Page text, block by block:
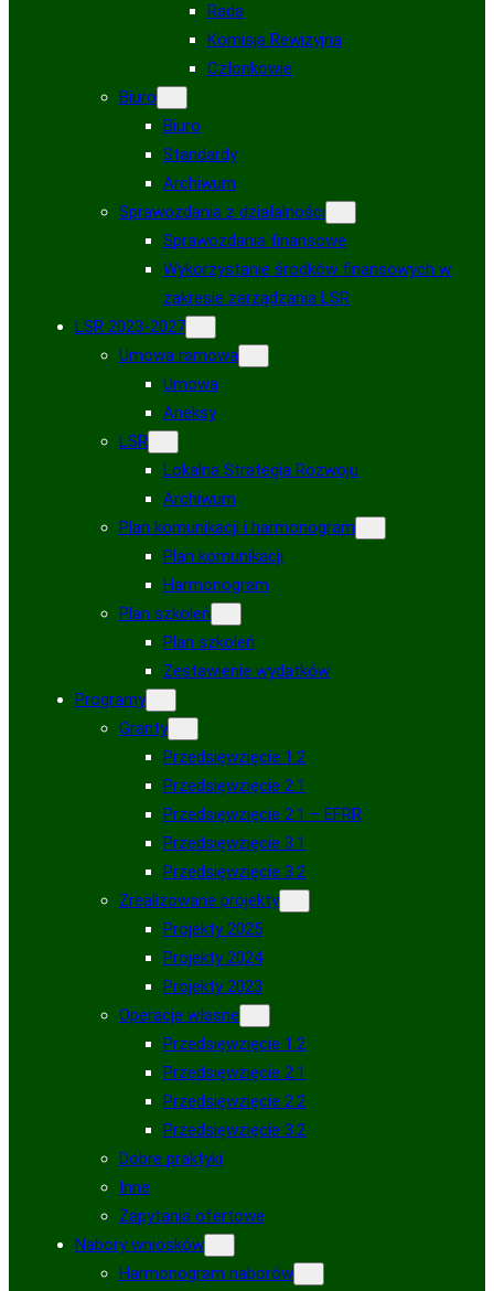
Rada
Komisja Rewizyjna
Członkowie
Biuro
Biuro
Standardy
Archiwum
Sprawozdania z działalności
Sprawozdania finansowe
Wykorzystanie środków finansowych w
zakresie zarządzania LSR
LSR 2023-2027
Umowa ramowa
Umowa
Aneksy
LSR
Lokalna Strategia Rozwoju
Archiwum
Plan komunikacji i harmonogram
Plan komunikacji
Harmonogram
Plan szkoleń
Plan szkoleń
Zestawienie wydatków
Programy
Granty
Przedsięwzięcie 1.2
Przedsięwzięcie 2.1
Przedsięwzięcie 2.1 – EFRR
Przedsięwzięcie 3.1
Przedsięwzięcie 3.2
Zrealizowane projekty
Projekty 2025
Projekty 2024
Projekty 2023
Operacje własne
Przedsięwzięcie 1.2
Przedsięwzięcie 2.1
Przedsięwzięcie 2.2
Przedsięwzięcie 3.2
Dobre praktyki
Inne
Zapytania ofertowe
Nabory wniosków
Harmonogram naborów